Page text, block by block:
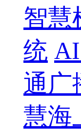
智慧
统
通广
慧海